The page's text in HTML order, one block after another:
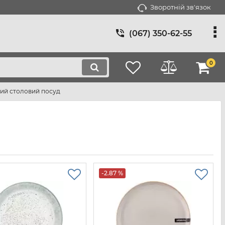
Зворотній зв'язок
(067) 350-62-55
0
столовий посуд
-2.87 %